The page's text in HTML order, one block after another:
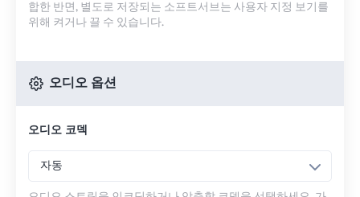
합한 반면, 별도로 저장되는 소프트서브는 사용자 지정 보기를
위해 켜거나 끌 수 있습니다.
오디오 옵션
오디오 코덱
자동